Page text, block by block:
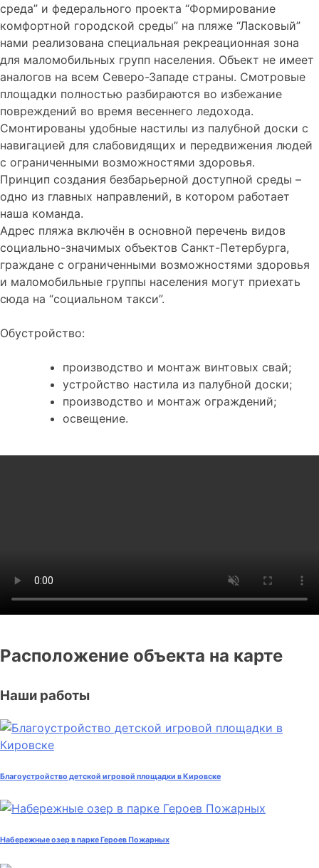
среда” и федерального проекта “Формирование
комфортной городской среды” на пляже “Ласковый”
нами реализована специальная рекреационная зона
для маломобильных групп населения. Объект не имеет
аналогов на всем Северо-Западе страны. Смотровые
площадки полностью разбираются во избежание
повреждений во время весеннего ледохода.
Смонтированы удобные настилы из палубной доски с
навигацией для слабовидящих и передвижения людей
с ограниченными возможностями здоровья.
Принцип создания безбарьерной доступной среды –
одно из главных направлений, в котором работает
наша команда.
Адрес пляжа включён в основной перечень видов
социально-значимых объектов Санкт-Петербурга,
граждане с ограниченными возможностями здоровья
и маломобильные группы населения могут приехать
сюда на “социальном такси”.
Обустройство:
производство и монтаж винтовых свай;
устройство настила из палубной доски;
производство и монтаж ограждений;
освещение.
Расположение объекта на карте
Наши работы
Благоустройство детской игровой площадки в Кировске
Набережные озер в парке Героев Пожарных